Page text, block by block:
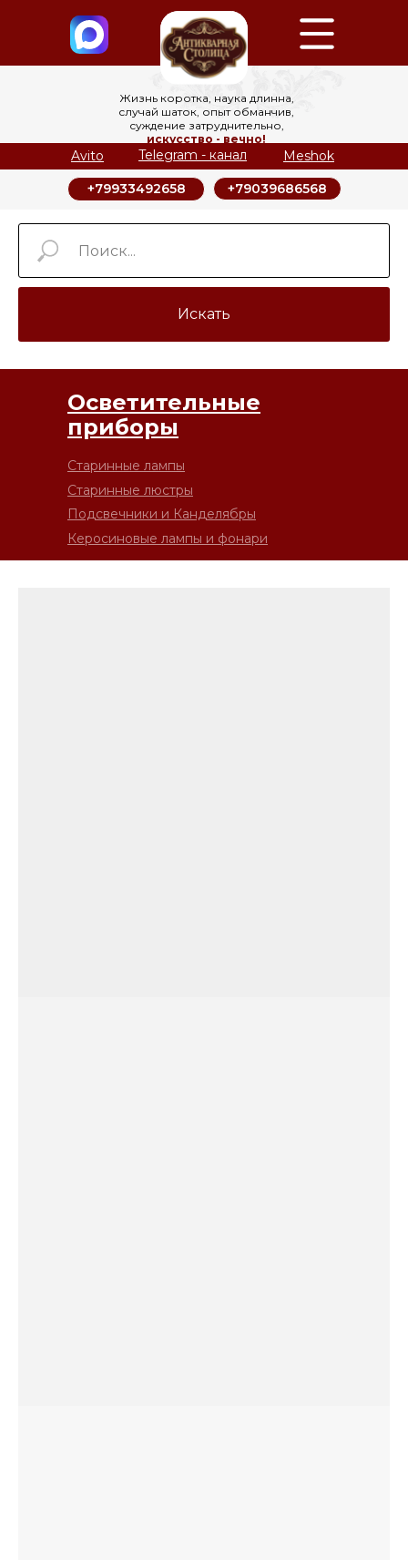
Жизнь коротка, наука длинна,
случай шаток, опыт обманчив,
суждение затруднительно,
искусство - вечно!
+79039686568
+79933492658
Meshok
Avito Telegram - канал
Искать
Старинные люстры
Подсвечники и Канделябры
Керосиновые лампы и фонари
Старинные лампы
Осветительные
приборы